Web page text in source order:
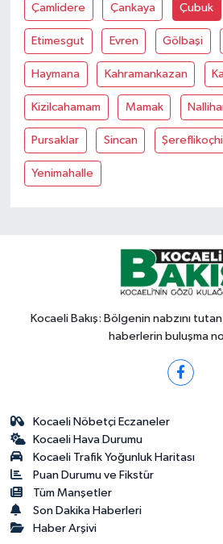
Çamlidere Çankaya Çubuk
Etimesgut Evren Gölbaşi
Haymana Kahramankazan
Kizilcahamam Mamak
Pursaklar Sincan
Yenimahalle
Kocaeli Bakış: Bölgenin nabzını
haberlerin buluşma
Kocaeli Nöbetçi Eczaneler
Kocaeli Hava Durumu
Kocaeli Trafik Yoğunluk Haritası
Puan Durumu ve Fikstür
Tüm Manşetler
Son Dakika Haberleri
Haber Arşivi